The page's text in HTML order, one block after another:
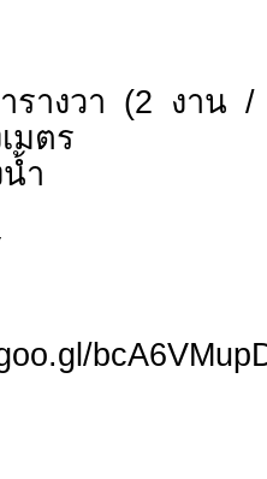
รางวา (2 งาน
มตร
ำ
ทรั